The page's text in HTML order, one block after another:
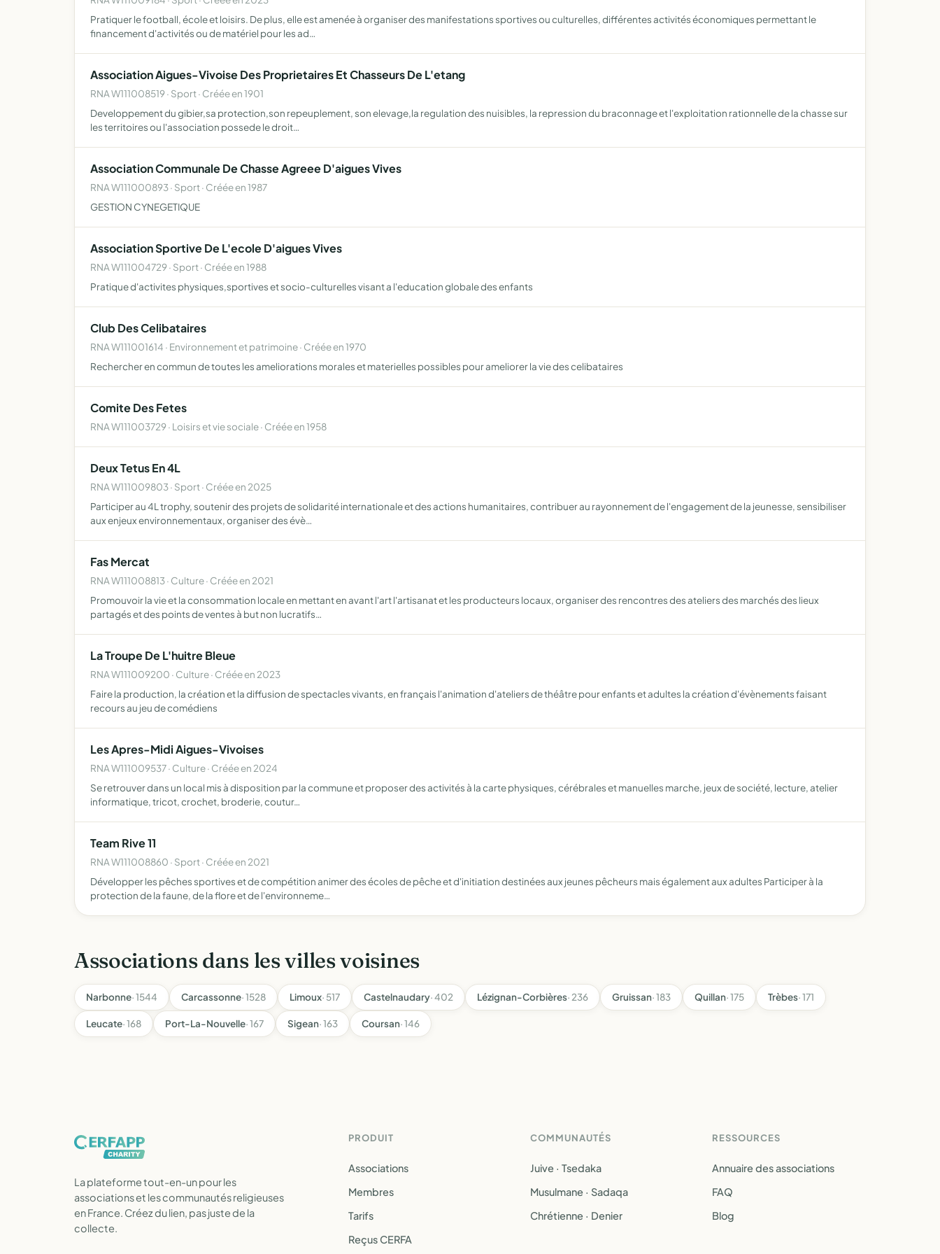
Pratiquer le football, école et loisirs. De plus, elle est amenée à organiser des manifestations sportives ou culturelles, différentes activités économiques permettant le
financement d'activités ou de matériel pour les ad…
Association Aigues-Vivoise Des Proprietaires Et Chasseurs De L'etang
RNA W111008519 · Sport · Créée en 1901
Developpement du gibier,sa protection,son repeuplement, son elevage,la regulation des nuisibles, la repression du braconnage et l'exploitation rationnelle de la chasse sur
les territoires ou l'association possede le droit…
Association Communale De Chasse Agreee D'aigues Vives
RNA W111000893 · Sport · Créée en 1987
GESTION CYNEGETIQUE
Association Sportive De L'ecole D'aigues Vives
RNA W111004729 · Sport · Créée en 1988
Pratique d'activites physiques,sportives et socio-culturelles visant a l'education globale des enfants
Club Des Celibataires
RNA W111001614 · Environnement et patrimoine · Créée en 1970
Rechercher en commun de toutes les ameliorations morales et materielles possibles pour ameliorer la vie des celibataires
Comite Des Fetes
RNA W111003729 · Loisirs et vie sociale · Créée en 1958
Deux Tetus En 4L
RNA W111009803 · Sport · Créée en 2025
Participer au 4L trophy, soutenir des projets de solidarité internationale et des actions humanitaires, contribuer au rayonnement de l'engagement de la jeunesse, sensibiliser
aux enjeux environnementaux, organiser des évè…
Fas Mercat
RNA W111008813 · Culture · Créée en 2021
Promouvoir la vie et la consommation locale en mettant en avant l'art l'artisanat et les producteurs locaux, organiser des rencontres des ateliers des marchés des lieux
partagés et des points de ventes à but non lucratifs…
La Troupe De L'huitre Bleue
RNA W111009200 · Culture · Créée en 2023
Faire la production, la création et la diffusion de spectacles vivants, en français l'animation d'ateliers de théâtre pour enfants et adultes la création d'évènements faisant
recours au jeu de comédiens
Les Apres-Midi Aigues-Vivoises
RNA W111009537 · Culture · Créée en 2024
Se retrouver dans un local mis à disposition par la commune et proposer des activités à la carte physiques, cérébrales et manuelles marche, jeux de société, lecture, atelier
informatique, tricot, crochet, broderie, coutur…
Team Rive 11
RNA W111008860 · Sport · Créée en 2021
Développer les pêches sportives et de compétition animer des écoles de pêche et d'initiation destinées aux jeunes pêcheurs mais également aux adultes Participer à la
protection de la faune, de la flore et de l'environneme…
Associations dans les villes voisines
Narbonne· 1544 Carcassonne· 1528 Limoux· 517 Castelnaudary· 402 Lézignan-Corbières· 236 Gruissan· 183 Quillan· 175 Trèbes· 171
Leucate· 168 Port-La-Nouvelle· 167 Sigean· 163 Coursan· 146
La plateforme tout-en-un pour les
associations et les communautés religieuses
en France. Créez du lien, pas juste de la
collecte.
PRODUIT
Associations
Membres
Tarifs
Reçus CERFA
COMMUNAUTÉS
Juive · Tsedaka
Musulmane · Sadaqa
Chrétienne · Denier
RESSOURCES
Annuaire des associations
FAQ
Blog